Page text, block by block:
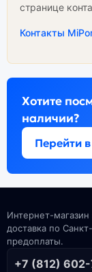
странице
Контакты
Хотите
наличии?
Перейти
Интернет-
доставка по
предоплаты.
+7 (812)